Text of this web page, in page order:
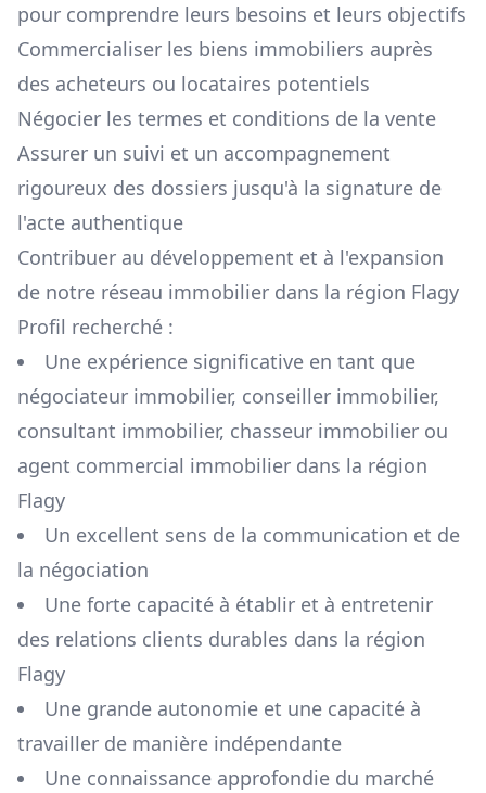
pour comprendre leurs besoins et leurs objectifs
Commercialiser les biens immobiliers auprès
des acheteurs ou locataires potentiels
Négocier les termes et conditions de la vente
Assurer un suivi et un accompagnement
rigoureux des dossiers jusqu'à la signature de
l'acte authentique
Contribuer au développement et à l'expansion
de notre réseau immobilier dans la région Flagy
Profil recherché :
Une expérience significative en tant que
négociateur immobilier, conseiller immobilier,
consultant immobilier, chasseur immobilier ou
agent commercial immobilier dans la région
Flagy
Un excellent sens de la communication et de
la négociation
Une forte capacité à établir et à entretenir
des relations clients durables dans la région
Flagy
Une grande autonomie et une capacité à
travailler de manière indépendante
Une connaissance approfondie du marché